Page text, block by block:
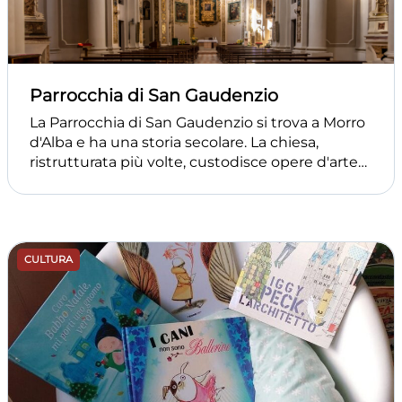
sottolineare l’evento con la musica.
Parrocchia di San Gaudenzio
La Parrocchia di San Gaudenzio si trova a Morro
d'Alba e ha una storia secolare. La chiesa,
ristrutturata più volte, custodisce opere d'arte
CULTURA